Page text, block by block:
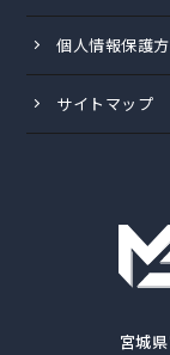
個人情報保護
サイトマップ
宮城